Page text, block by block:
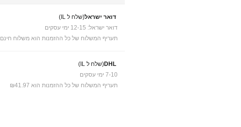
דואר ישראל(שלח ל IL)
דואר ישראל: 12-15 ימי עסקים
תעריף המשלוח של כל ההזמנות הוא משלוח חינם
DHL(שלח ל IL)
7-10 ימי עסקים
תעריף המשלוח של כל ההזמנות הוא ₪41.97